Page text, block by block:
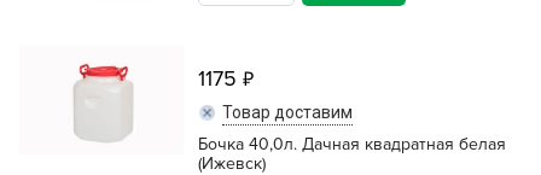
1175
Товар доставим
Бочка 40,0л. Дачная квадратная белая
(Ижевск)